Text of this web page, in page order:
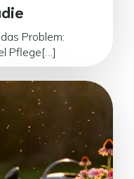
Problem:
Pflege[…]